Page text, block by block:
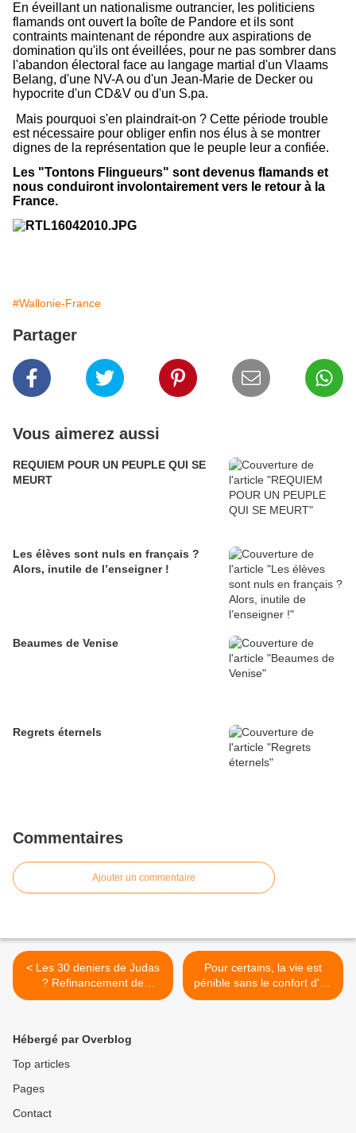
En éveillant un nationalisme outrancier, les politiciens
flamands ont ouvert la boîte de Pandore et ils sont
contraints maintenant de répondre aux aspirations de
domination qu'ils ont éveillées, pour ne pas sombrer dans
l'abandon électoral face au langage martial d'un Vlaams
Belang, d'une NV-A ou d'un Jean-Marie de Decker ou
hypocrite d'un CD&V ou d'un S.pa.
Mais pourquoi s'en plaindrait-on ? Cette période trouble
est nécessaire pour obliger enfin nos élus à se montrer
dignes de la représentation que le peuple leur a confiée.
Les "Tontons Flingueurs" sont devenus flamands et
nous conduiront involontairement vers le retour à la
France.
#Wallonie-France
Partager
Vous aimerez aussi
REQUIEM POUR UN PEUPLE QUI SE
MEURT
Les élèves sont nuls en français ?
Alors, inutile de l’enseigner !
Beaumes de Venise
Regrets éternels
Commentaires
Ajouter un commentaire
< Les 30 deniers de Judas
? Refinancement de
Bruxelles contre BHV ?
Pour certains, la vie est
pénible sans le confort d'un
avion ! >
Hébergé par Overblog
Top articles
Pages
Contact